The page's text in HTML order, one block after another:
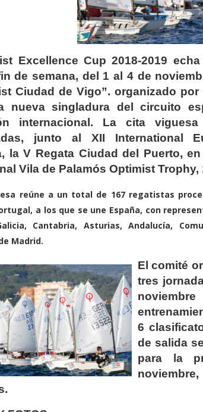
Excellence Cup 2018-2019
de semana, del 1 al 4 de
Ciudad de Vigo”. organizado
nueva singladura del circuito
internacional. La cita
junto al XII International
la V Regata Ciudad del Puerto,
Vila de Palamós Optimist
reúne a un total de 167 regatistas
a los que se une España, con
Cantabria, Asturias, Andalucía,
Madrid.
El comité
tres
6
de salida
para la